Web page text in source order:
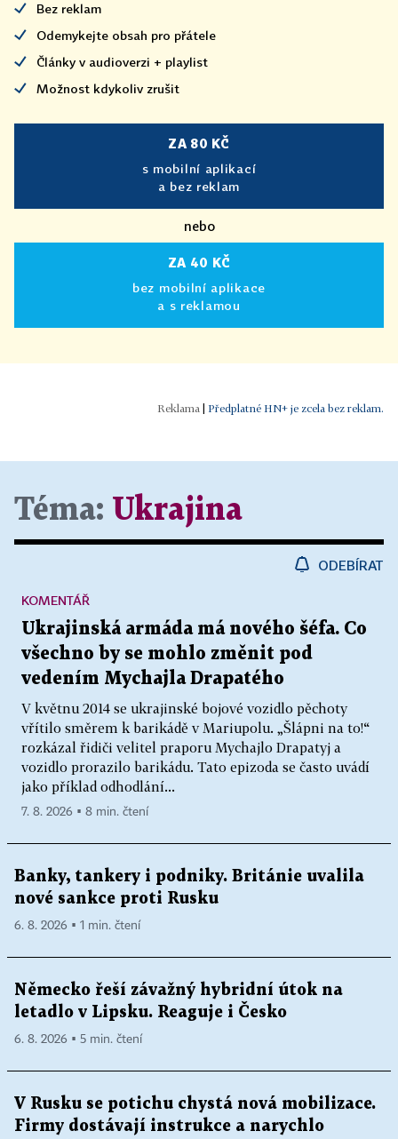
Bez reklam
Odemykejte obsah pro přátele
Články v audioverzi + playlist
Možnost kdykoliv zrušit
ZA 80 KČ
s mobilní aplikací
a bez reklam
nebo
ZA 40 KČ
bez mobilní aplikace
a s reklamou
| Předplatné HN+ je zcela bez reklam.
Téma: Ukrajina
ODEBÍRAT
Ukrajinská armáda má nového šéfa. Co
všechno by se mohlo změnit pod
vedením Mychajla Drapatého
V květnu 2014 se ukrajinské bojové vozidlo pěchoty
vřítilo směrem k barikádě v Mariupolu. „Šlápni na to!“
rozkázal řidiči velitel praporu Mychajlo Drapatyj a
vozidlo prorazilo barikádu. Tato epizoda se často uvádí
jako příklad odhodlání...
KOMENTÁŘ
7. 8. 2026 ▪ 8 min. čtení
Banky, tankery i podniky. Británie uvalila
nové sankce proti Rusku
6. 8. 2026 ▪ 1 min. čtení
Německo řeší závažný hybridní útok na
letadlo v Lipsku. Reaguje i Česko
6. 8. 2026 ▪ 5 min. čtení
V Rusku se potichu chystá nová mobilizace.
Firmy dostávají instrukce a narychlo